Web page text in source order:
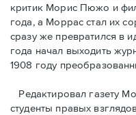
критик Морис Пюжо и
года, а Моррас стал их
сразу же превратился в
года начал выходить
1908 году
Редактировал газету
студенты правых